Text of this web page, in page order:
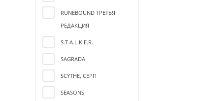
RUNEBOUND ТРЕТЬЯ
РЕДАКЦИЯ
S.T.A.L.K.E.R.
SAGRADA
SCYTHE, СЕРП
SEASONS